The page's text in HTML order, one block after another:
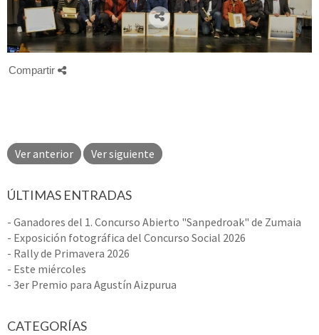
Compartir
Ver anterior Ver siguiente
ÚLTIMAS ENTRADAS
- Ganadores del 1. Concurso Abierto "Sanpedroak" de Zumaia
- Exposición fotográfica del Concurso Social 2026
- Rally de Primavera 2026
- Este miércoles
- 3er Premio para Agustín Aizpurua
CATEGORÍAS